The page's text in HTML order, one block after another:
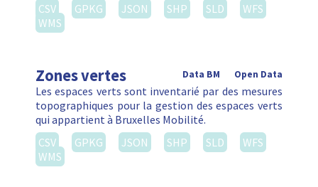
CSV GPKG JSON SHP SLD
WFS
WMS
Zones vertes Open Data
Data BM
Les espaces verts sont inventarié par des mesures
topographiques pour la gestion des espaces verts
qui appartient à Bruxelles Mobilité.
CSV
GPKG JSON SHP SLD
WFS
WMS